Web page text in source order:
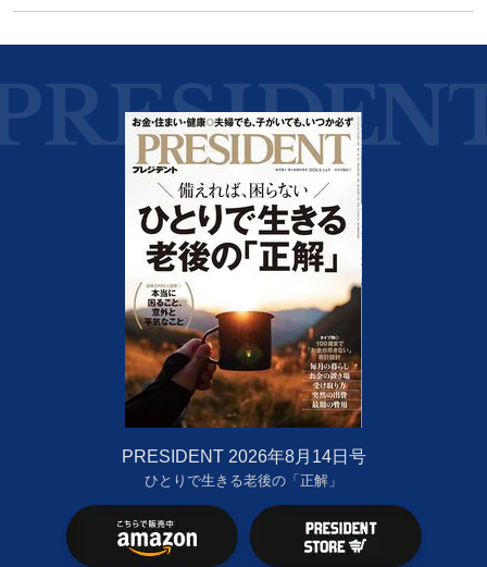
PRESIDENT 2026年8月14日号
ひとりで生きる老後の「正解」